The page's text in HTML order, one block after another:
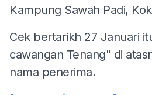
Kampung Sawah Padi,
Cek bertarikh 27 Januari
cawangan Tenang" di
nama penerima.